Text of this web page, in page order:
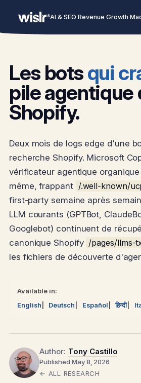
AI & SEO Revenue Growth
Les botsqui
pile agentique
Shopify.
Deux mois de logs edge d'une
recherche Shopify. Microsoft
vérificateur agentique
même, frappant /.well-known/
first-party semaine après
LLM courants (GPTBot,
Googlebot) continuent de
canonique Shopify /pages/llms-
les fichiers de découverte
Available in:
English
Deutsch Español हिन्दी
Author: Tony Castillo
Published May 8, 2026
← ALL RESEARCH